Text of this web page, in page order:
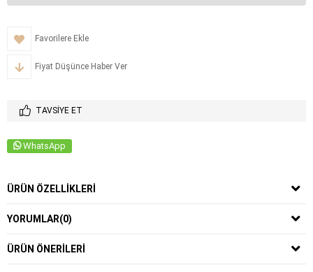
Favorilere Ekle
Fiyat Düşünce Haber Ver
TAVSIYE ET
WhatsApp
ÜRÜN ÖZELLIKLERI
YORUMLAR(0)
ÜRÜN ÖNERILERI